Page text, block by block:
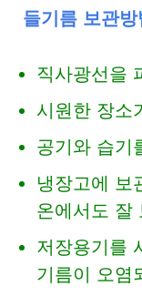
들기름 보관방
직사광선을
시원한 장소
공기와 습기
냉장고에 보
온에서도 잘
저장용기를
기름이 오염